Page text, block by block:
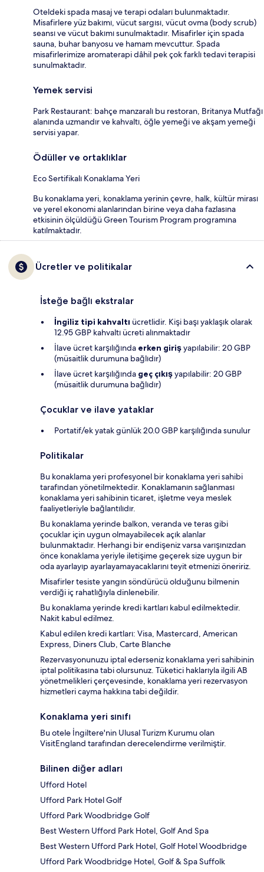
Oteldeki spada masaj ve terapi odaları bulunmaktadır.
Misafirlere yüz bakımı, vücut sargısı, vücut ovma (body scrub)
seansı ve vücut bakımı sunulmaktadır. Misafirler için spada
sauna, buhar banyosu ve hamam mevcuttur. Spada
misafirlerimize aromaterapi dâhil pek çok farklı tedavi terapisi
sunulmaktadır.
Yemek servisi
Park Restaurant: bahçe manzaralı bu restoran, Britanya Mutfağı
alanında uzmandır ve kahvaltı, öğle yemeği ve akşam yemeği
servisi yapar.
Ödüller ve ortaklıklar
Eco Sertifikalı Konaklama Yeri
Bu konaklama yeri, konaklama yerinin çevre, halk, kültür mirası
ve yerel ekonomi alanlarından birine veya daha fazlasına
etkisinin ölçüldüğü Green Tourism Program programına
katılmaktadır.
Ücretler ve politikalar
İsteğe bağlı ekstralar
İngiliz tipi kahvaltı ücretlidir. Kişi başı yaklaşık olarak
12.95 GBP kahvaltı ücreti alınmaktadır
İlave ücret karşılığında erken girişyapılabilir: 20 GBP
(müsaitlik durumuna bağlıdır)
İlave ücret karşılığında geç çıkışyapılabilir: 20 GBP
(müsaitlik durumuna bağlıdır)
Çocuklar ve ilave yataklar
Portatif/ek yatak günlük 20.0 GBP karşılığında sunulur
Politikalar
Bu konaklama yeri profesyonel bir konaklama yeri sahibi
tarafından yönetilmektedir. Konaklamanın sağlanması
konaklama yeri sahibinin ticaret, işletme veya meslek
faaliyetleriyle bağlantılıdır.
Bu konaklama yerinde balkon, veranda ve teras gibi
çocuklar için uygun olmayabilecek açık alanlar
bulunmaktadır. Herhangi bir endişeniz varsa varışınızdan
önce konaklama yeriyle iletişime geçerek size uygun bir
oda ayarlayıp ayarlayamayacaklarını teyit etmenizi öneririz.
Misafirler tesiste yangın söndürücü olduğunu bilmenin
verdiği iç rahatlığıyla dinlenebilir.
Bu konaklama yerinde kredi kartları kabul edilmektedir.
Nakit kabul edilmez.
Kabul edilen kredi kartları: Visa, Mastercard, American
Express, Diners Club, Carte Blanche
Rezervasyonunuzu iptal ederseniz konaklama yeri sahibinin
iptal politikasına tabi olursunuz. Tüketici haklarıyla ilgili AB
yönetmelikleri çerçevesinde, konaklama yeri rezervasyon
hizmetleri cayma hakkına tabi değildir.
Konaklama yeri sınıfı
Bu otele İngiltere'nin Ulusal Turizm Kurumu olan
VisitEngland tarafından derecelendirme verilmiştir.
Bilinen diğer adları
Ufford Hotel
Ufford Park Hotel Golf
Ufford Park Woodbridge Golf
Best Western Ufford Park Hotel, Golf And Spa
Best Western Ufford Park Hotel, Golf Hotel Woodbridge
Ufford Park Woodbridge Hotel, Golf & Spa Suffolk